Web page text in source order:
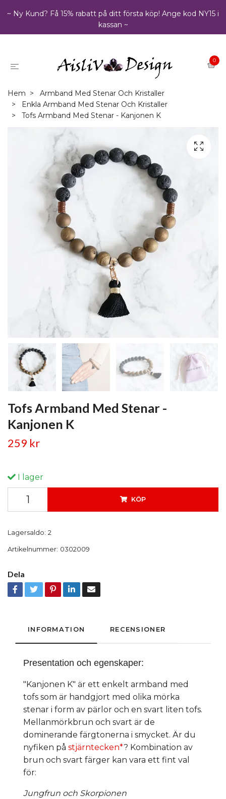
~ Ny Kund? Få 15% rabatt på ditt första köp! Ange kod NY15 i
kassan ~
0
Hem
Armband Med Stenar Och Kristaller
Enkla Armband Med Stenar Och Kristaller
Tofs Armband Med Stenar - Kanjonen K
Tofs Armband Med Stenar -
Kanjonen K
259 kr
I lager
KÖP
Lagersaldo: 2
Artikelnummer: 0302009
Dela
INFORMATION RECENSIONER
Presentation och egenskaper:
"Kanjonen K" är ett enkelt armband med
tofs som är handgjort med olika mörka
stenar i form av pärlor och en svart liten tofs.
Mellanmörkbrun och svart är de
dominerande färgtonerna i smycket. Är du
nyfiken på stjärntecken*? Kombination av
brun och svart färger kan vara ett fint val
för:
Jungfrun och Skorpionen